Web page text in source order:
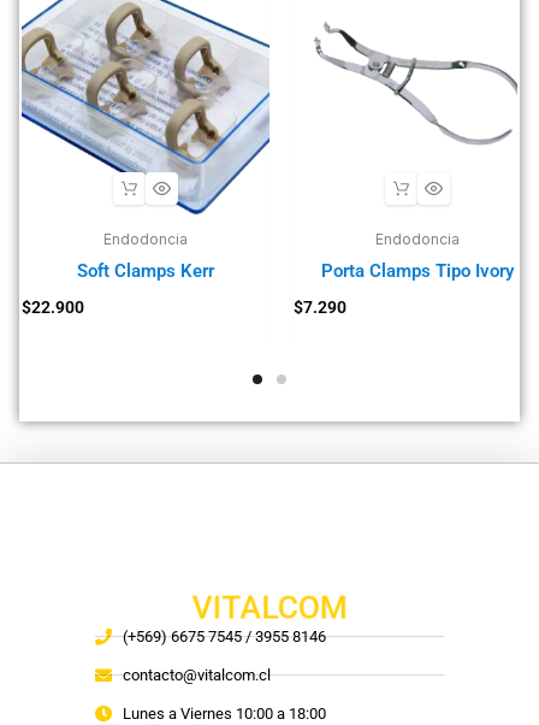
Endodoncia
Soft Clamps Kerr
$22.900
Endodoncia
Porta Clamps Tipo Ivory
$7.290
VITALCOM
(+569) 6675 7545 / 3955 8146
contacto@vitalcom.cl
Lunes a Viernes 10:00 a 18:00